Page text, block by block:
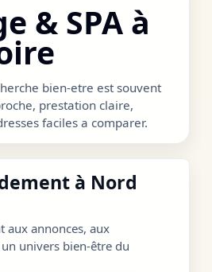
& SPA à
bien-etre est souvent
prestation claire,
faciles a comparer.
à Nord
aux annonces, aux
univers bien-être du